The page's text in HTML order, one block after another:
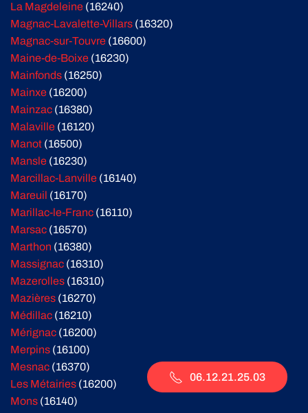
La Magdeleine (16240)
Magnac-Lavalette-Villars (16320)
Magnac-sur-Touvre (16600)
Maine-de-Boixe (16230)
Mainfonds (16250)
Mainxe (16200)
Mainzac (16380)
Malaville (16120)
Manot (16500)
Mansle (16230)
Marcillac-Lanville (16140)
Mareuil (16170)
Marillac-le-Franc (16110)
Marsac (16570)
Marthon (16380)
Massignac (16310)
Mazerolles (16310)
Mazières (16270)
Médillac (16210)
Mérignac (16200)
Merpins (16100)
Mesnac (16370)
Les Métairies (16200)
Mons (16140)
06.12.21.25.03